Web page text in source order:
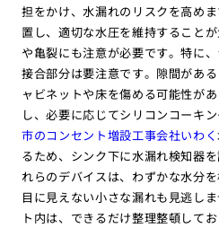
担をかけ、水漏れのリスクを高め
置し、適切な水圧を維持すること
や亀裂にも注意が必要です。特に
接合部分は要注意です。隙間があ
ャビネットや床を傷める可能性が
し、必要に応じてシリコンコーキ
市のコンセント増設工事会社いわく
るため、シンク下に水漏れ検知器
れらのデバイスは、わずかな水分
目に見えない小さな漏れも見逃し
ト内は、できるだけ整理整頓して